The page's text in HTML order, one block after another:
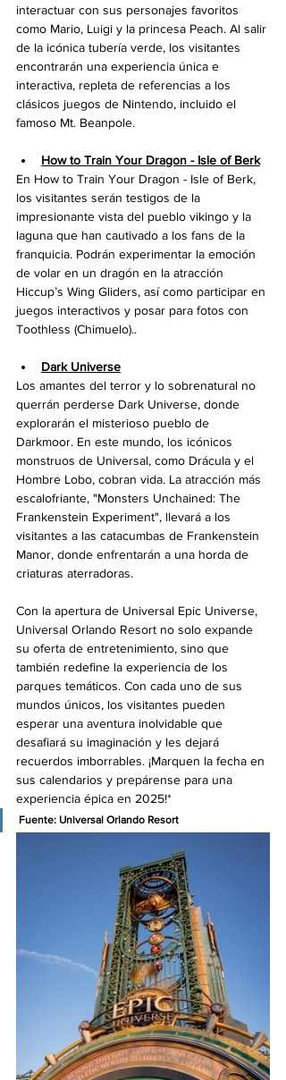
interactuar con sus personajes favoritos
como Mario, Luigi y la princesa Peach. Al salir
de la icónica tubería verde, los visitantes
encontrarán una experiencia única e
interactiva, repleta de referencias a los
clásicos juegos de Nintendo, incluido el
famoso Mt. Beanpole.
How to Train Your Dragon - Isle of Berk
En How to Train Your Dragon - Isle of Berk,
los visitantes serán testigos de la
impresionante vista del pueblo vikingo y la
laguna que han cautivado a los fans de la
franquicia. Podrán experimentar la emoción
de volar en un dragón en la atracción
Hiccup’s Wing Gliders, así como participar en
juegos interactivos y posar para fotos con
Toothless (Chimuelo)..
Dark Universe
Los amantes del terror y lo sobrenatural no
querrán perderse Dark Universe, donde
explorarán el misterioso pueblo de
Darkmoor. En este mundo, los icónicos
monstruos de Universal, como Drácula y el
Hombre Lobo, cobran vida. La atracción más
escalofriante, "Monsters Unchained: The
Frankenstein Experiment", llevará a los
visitantes a las catacumbas de Frankenstein
Manor, donde enfrentarán a una horda de
criaturas aterradoras.
Con la apertura de Universal Epic Universe,
Universal Orlando Resort no solo expande
su oferta de entretenimiento, sino que
también redefine la experiencia de los
parques temáticos. Con cada uno de sus
mundos únicos, los visitantes pueden
esperar una aventura inolvidable que
desafiará su imaginación y les dejará
recuerdos imborrables. ¡Marquen la fecha en
sus calendarios y prepárense para una
experiencia épica en 2025!*
Fuente: Universal Orlando Resort